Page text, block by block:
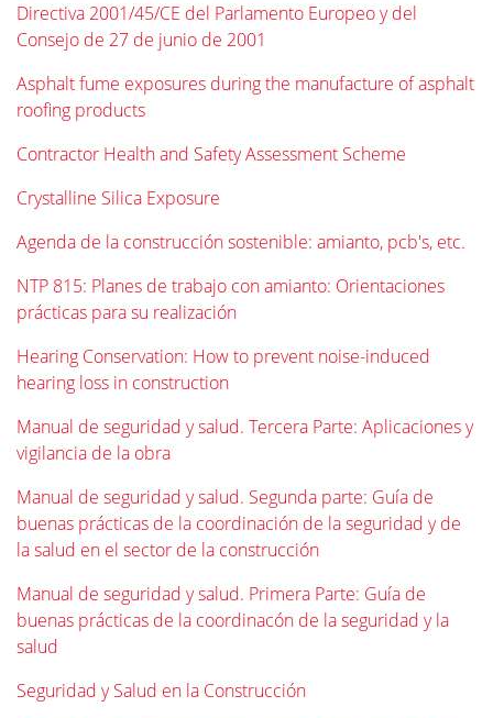
Directiva 2001/45/CE del Parlamento Europeo y del
Consejo de 27 de junio de 2001
Asphalt fume exposures during the manufacture of asphalt
roofing products
Contractor Health and Safety Assessment Scheme
Crystalline Silica Exposure
Agenda de la construcción sostenible: amianto, pcb's, etc.
NTP 815: Planes de trabajo con amianto: Orientaciones
prácticas para su realización
Hearing Conservation: How to prevent noise-induced
hearing loss in construction
Manual de seguridad y salud. Tercera Parte: Aplicaciones y
vigilancia de la obra
Manual de seguridad y salud. Segunda parte: Guía de
buenas prácticas de la coordinación de la seguridad y de
la salud en el sector de la construcción
Manual de seguridad y salud. Primera Parte: Guía de
buenas prácticas de la coordinacón de la seguridad y la
salud
Seguridad y Salud en la Construcción